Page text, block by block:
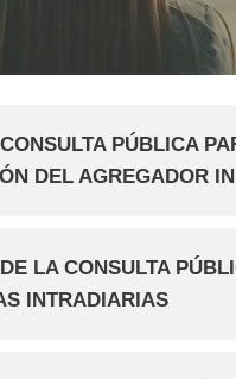
PÚBLICA
DEL AGREGADOR
LA CONSULTA
INTRADIARIAS